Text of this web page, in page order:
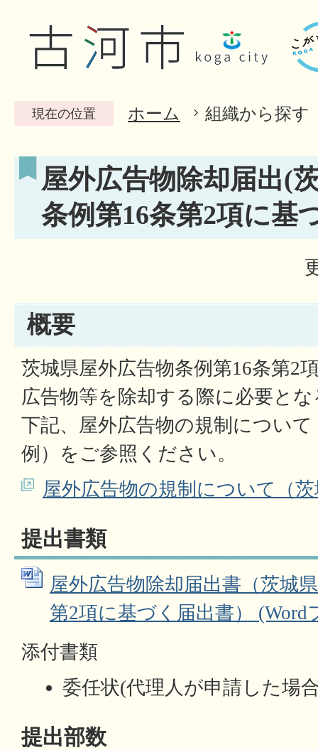
現在の位置 ホーム 組織から探す
屋外広告物除却届出(
条例第16条第2項に基
概要
茨城県屋外広告物条例第16条第2
広告物等を除却する際に必要と
下記、屋外広告物の規制につい
例）をご参照ください。
屋外広告物の規制について（
提出書類
屋外広告物除却届出書（茨城
第2項に基づく届出書） (Word
添付書類
委任状(代理人が申請した場
提出部数